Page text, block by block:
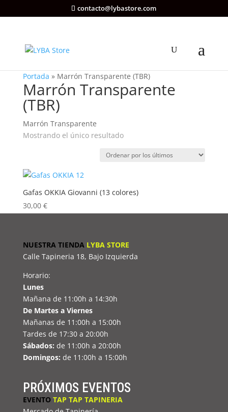
contacto@lybastore.com
Portada » Marrón Transparente (TBR)
Marrón Transparente
(TBR)
Marrón Transparente
Mostrando el único resultado
Gafas OKKIA Giovanni (13 colores)
30,00 €
NUESTRA TIENDALYBA STORE
Calle Tapineria 18, Bajo Izquierda
Horario:
Lunes
Mañana de 11:00h a 14:30h
De Martes a Viernes
Mañanas de 11:00h a 15:00h
Tardes de 17:30 a 20:00h
Sábados: de 11:00h a 20:00h
Domingos: de 11:00h a 15:00h
PRÓXIMOS EVENTOS
EVENTOTAP TAP TAPINERIA